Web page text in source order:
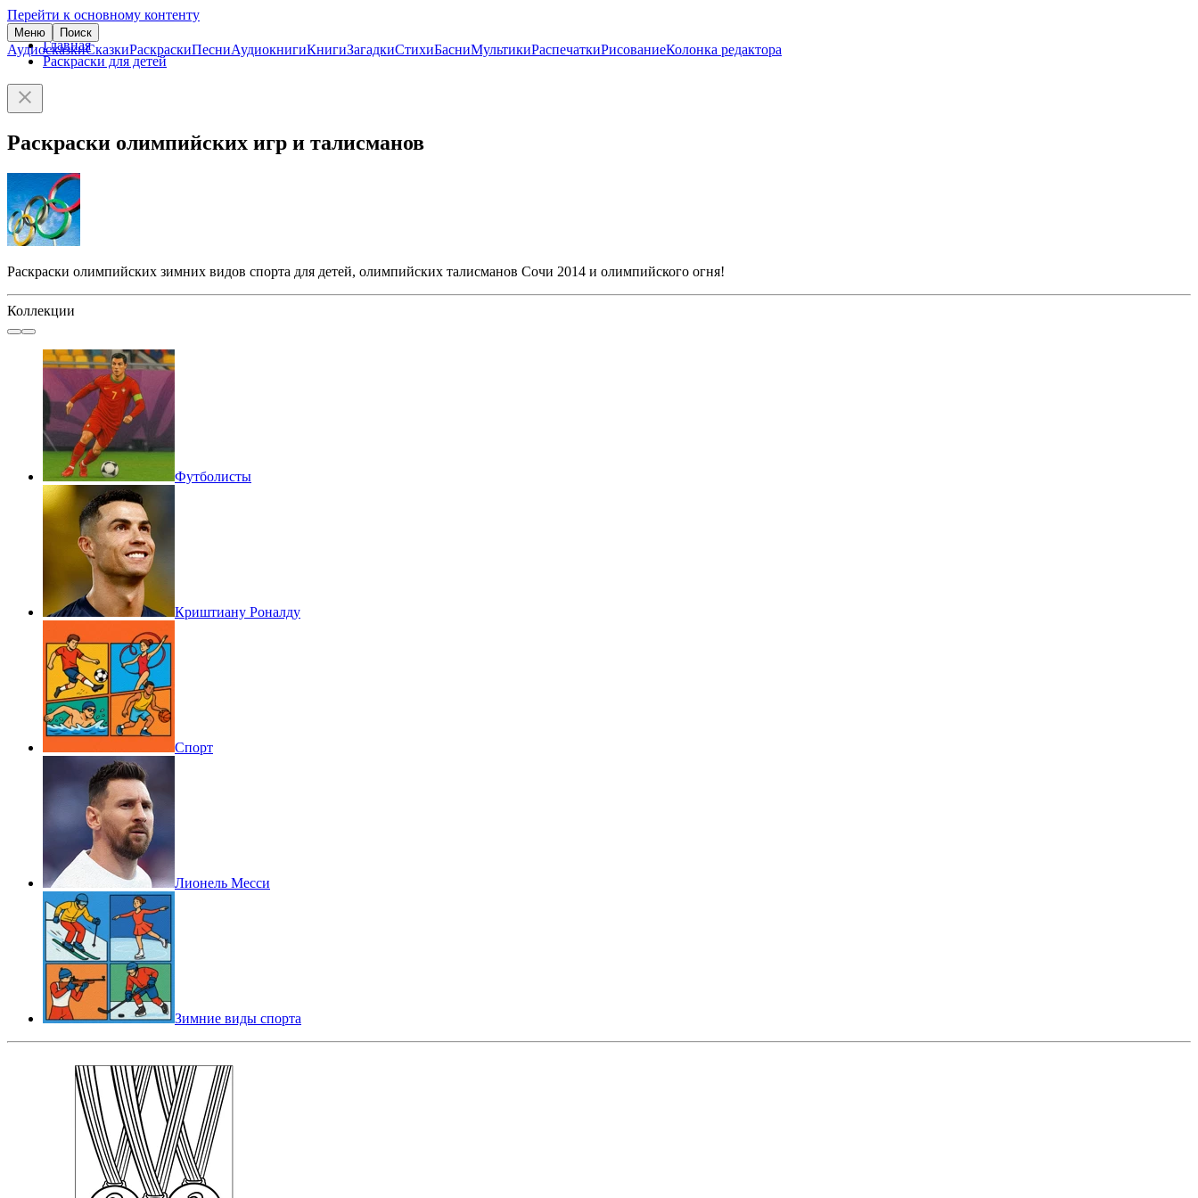
Перейти к основному контенту
Меню Поиск
АудиосказкиСказкиРаскраскиПесниАудиокнигиКнигиЗагадкиСтихиБасниМультикиРаспечаткиРисованиеКолонка редактора
Главная
Раскраски для детей
Раскраски олимпийских игр и талисманов
Раскраски олимпийских зимних видов спорта для детей, олимпийских талисманов Сочи 2014 и олимпийского огня!
Коллекции
Футболисты
Криштиану Роналду
Спорт
Лионель Месси
Зимние виды спорта